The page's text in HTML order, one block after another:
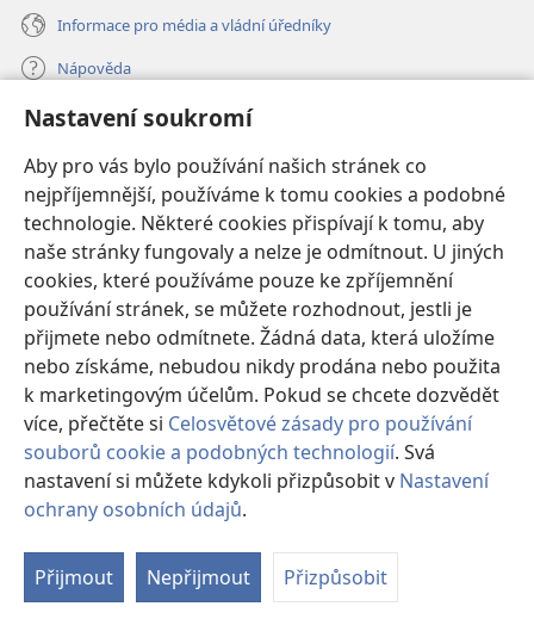
Nastavení soukromí
Aby pro vás bylo používání našich stránek co
nejpříjemnější, používáme k tomu cookies a podobné
technologie. Některé cookies přispívají k tomu, aby
naše stránky fungovaly a nelze je odmítnout. U jiných
cookies, které používáme pouze ke zpříjemnění
používání stránek, se můžete rozhodnout, jestli je
přijmete nebo odmítnete. Žádná data, která uložíme
nebo získáme, nebudou nikdy prodána nebo použita
k marketingovým účelům. Pokud se chcete dozvědět
více, přečtěte si Celosvětové zásady pro používání
souborů cookie a podobných technologií. Svá
nastavení si můžete kdykoli přizpůsobit v Nastavení
ochrany osobních údajů.
Přijmout Nepřijmout Přizpůsobit
Informace pro média a vládní úředníky
Nápověda
Dary
nové
okno) ONLINE KNIHOVNA Strážné věže
(otevřeno
nové
okno)JW Hub®
(otevřeno
nové
okno)JW Library
Watchtower Library
Copyright© 2026 Watch Tower Bible and Tract Society of Pennsylvania.
PODMÍNKY POUŽITÍ| OCHRANA SOUKROMÍ
SOUKROMÍ